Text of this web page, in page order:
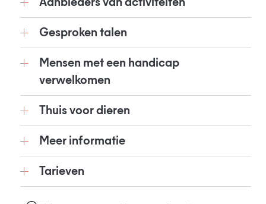
Aanbieders van activiteiten
Gesproken talen
Mensen met een handicap
verwelkomen
Thuis voor dieren
Meer informatie
Tarieven